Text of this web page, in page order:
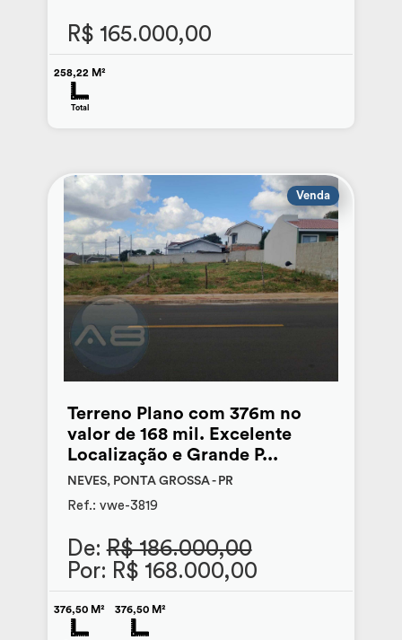
R$ 165.000,00
258,22 M²
Total
Venda
Terreno Plano com 376m no
valor de 168 mil. Excelente
Localização e Grande P...
NEVES, PONTA GROSSA - PR
Ref.: vwe-3819
De:R$ 186.000,00
Por: R$ 168.000,00
376,50 M² 376,50 M²